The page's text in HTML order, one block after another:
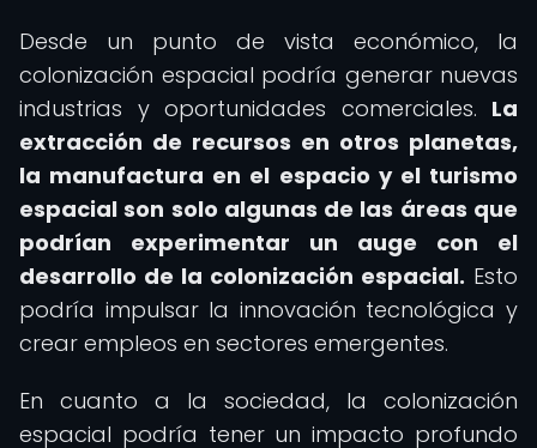
Desde un punto de vista económico, la
colonización espacial podría generar nuevas
industrias y oportunidades comerciales. La
extracción de recursos en otros planetas,
la manufactura en el espacio y el turismo
espacial son solo algunas de las áreas que
podrían experimentar un auge con el
desarrollo de la colonización espacial. Esto
podría impulsar la innovación tecnológica y
crear empleos en sectores emergentes.
En cuanto a la sociedad, la colonización
espacial podría tener un impacto profundo